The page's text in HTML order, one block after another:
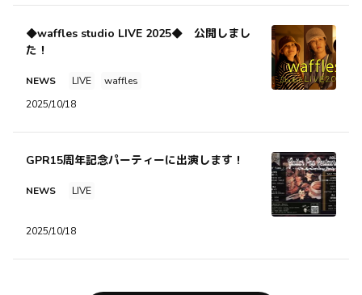
◆waffles studio LIVE 2025◆ 公開しまし
た！
NEWS LIVE
waffles
2025/10/18
GPR15周年記念パーティーに出演します！
NEWS LIVE
2025/10/18